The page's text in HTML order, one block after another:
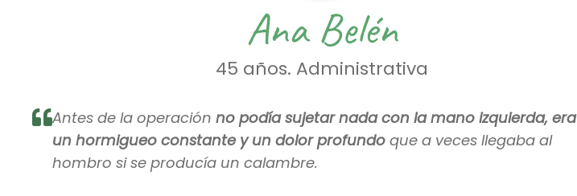
Ana Belén
45 años. Administrativa
Antes de la operación no podía sujetar nada con la mano izquierda, era
un hormigueo constante y un dolor profundo que a veces llegaba al
hombro si se producía un calambre.